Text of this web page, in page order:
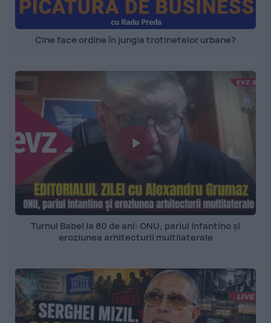
Cine face ordine în jungla trotinetelor urbane?
Turnul Babel la 80 de ani: ONU, pariul Infantino și
eroziunea arhitecturii multilaterale